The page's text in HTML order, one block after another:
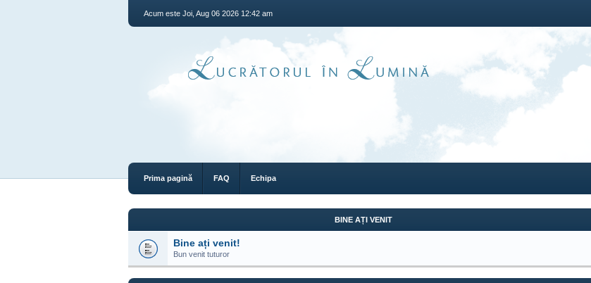
Acum este Joi, Aug 06 2026 12:42 am
Prima pagină FAQ Echipa
BINE AȚI VENIT
Bine ați venit!
Bun venit tuturor